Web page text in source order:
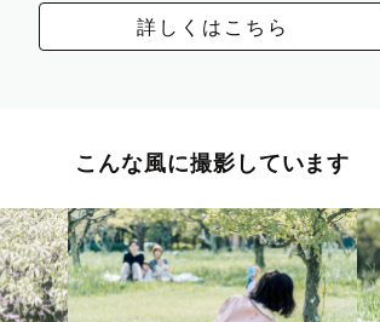
詳しくはこちら
こんな風に撮影しています